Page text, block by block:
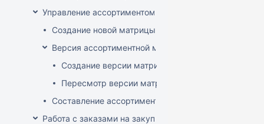
Управление ассортиментом магазинов
Создание новой матрицы
Версия ассортиментной матрицы
Создание версии матрицы
Пересмотр версии матрицы
Составление ассортимента магазина
Работа с заказами на закупку